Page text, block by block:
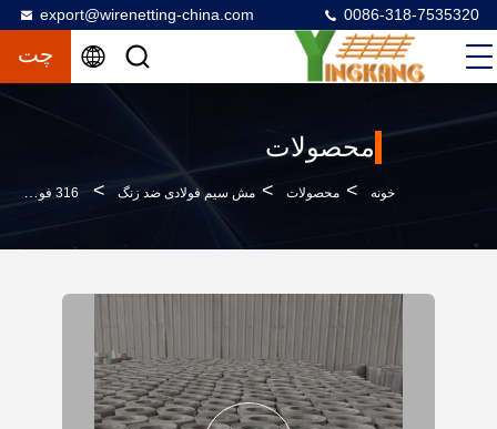
export@wirenetting-china.com 0086-318-7535320
چت
محصولات
خونه > محصولات > مش سیم فولادی ضد زنگ > 316 فولاد ضد زنگ تامین کنندگان شبک فلش برای ضد شکستن تجاری